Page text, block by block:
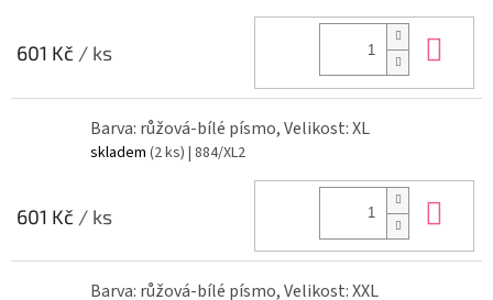
601 Kč / ks
Barva: růžová-bílé písmo, Velikost: XL
skladem (2 ks) | 884/XL2
601 Kč / ks
Barva: růžová-bílé písmo, Velikost: XXL